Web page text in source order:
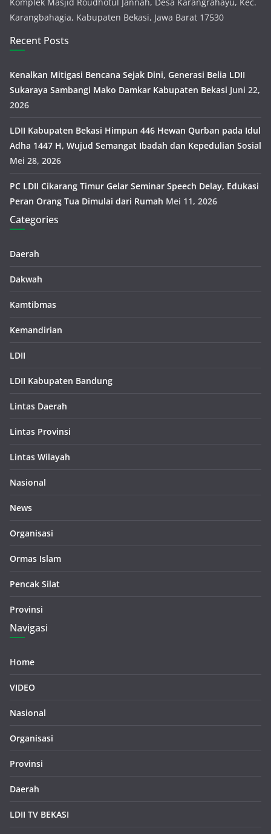
Karangbahagia, Kabupaten Bekasi, Jawa Barat 17530
Recent Posts
Kenalkan Mitigasi Bencana Sejak Dini, Generasi Belia LDII
Sukaraya Sambangi Mako Damkar Kabupaten Bekasi Juni 22,
2026
LDII Kabupaten Bekasi Himpun 446 Hewan Qurban pada Idul
Adha 1447 H, Wujud Semangat Ibadah dan Kepedulian Sosial
Mei 28, 2026
PC LDII Cikarang Timur Gelar Seminar Speech Delay, Edukasi
Peran Orang Tua Dimulai dari Rumah Mei 11, 2026
Categories
Daerah
Dakwah
Kamtibmas
Kemandirian
LDII
LDII Kabupaten Bandung
Lintas Daerah
Lintas Provinsi
Lintas Wilayah
Nasional
News
Organisasi
Ormas Islam
Pencak Silat
Provinsi
Navigasi
Home
VIDEO
Nasional
Organisasi
Provinsi
Daerah
LDII TV BEKASI